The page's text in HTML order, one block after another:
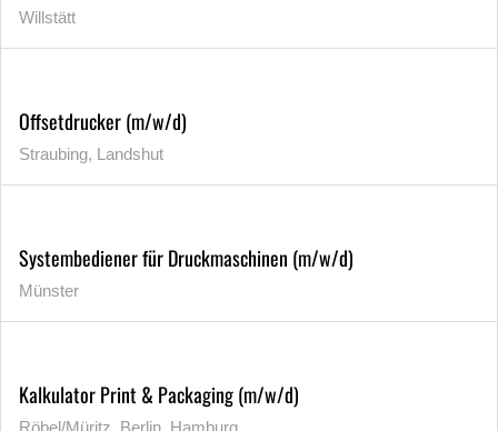
Willstätt
Offsetdrucker (m/w/d)
Straubing, Landshut
Systembediener für Druckmaschinen (m/w/d)
Münster
Kalkulator Print & Packaging (m/w/d)
Röbel/Müritz, Berlin, Hamburg